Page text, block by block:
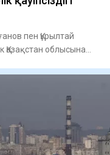
пен Құрылтай
Қазақстан облысына